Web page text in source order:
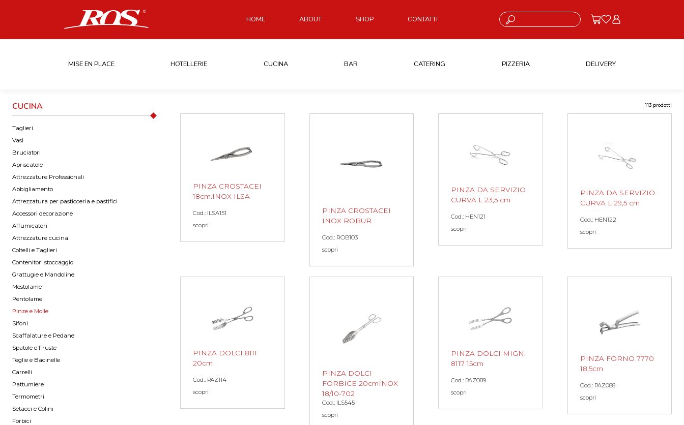
HOME ABOUT SHOP CONTATTI Cosa stai cercando?
MISE EN PLACE HOTELLERIE CUCINA BAR CATERING PIZZERIA DELIVERY
CUCINA
Taglieri
Vasi
Bruciatori
Apriscatole
Attrezzature Professionali
Abbigliamento
Attrezzatura per pasticceria e pastifici
Accessori decorazione
Affumicatori
Attrezzature cucina
Coltelli e Taglieri
Contenitori stoccaggio
Grattugie e Mandoline
Mestolame
Pentolame
Pinze e Molle
Sifoni
Scaffalature e Pedane
Spatole e Fruste
Teglie e Bacinelle
Carrelli
Pattumiere
Termometri
Setacci e Colini
Forbici
113 prodotti
PINZA CROSTACEI
18cm.INOX ILSA
Cod.: ILSA151
scopri
PINZA CROSTACEI
INOX ROBUR
Cod.: ROB103
scopri
PINZA DA SERVIZIO
CURVA L 23,5 cm
Cod.: HEN121
scopri
PINZA DA SERVIZIO
CURVA L 29,5 cm
Cod.: HEN122
scopri
PINZA DOLCI 8111
20cm
Cod.: PAZ114
scopri
PINZA DOLCI
FORBICE 20cmINOX
18/10-702
Cod.: ILS545
scopri
PINZA DOLCI MIGN.
8117 15cm
Cod.: PAZ089
scopri
PINZA FORNO 7770
18,5cm
Cod.: PAZ088
scopri